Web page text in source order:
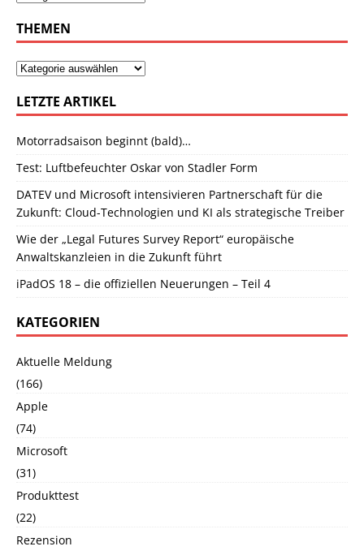
THEMEN
LETZTE ARTIKEL
Motorradsaison beginnt (bald)…
Test: Luftbefeuchter Oskar von Stadler Form
DATEV und Microsoft intensivieren Partnerschaft für die
Zukunft: Cloud-Technologien und KI als strategische Treiber
Wie der „Legal Futures Survey Report“ europäische
Anwaltskanzleien in die Zukunft führt
iPadOS 18 – die offiziellen Neuerungen – Teil 4
KATEGORIEN
Aktuelle Meldung
(166)
Apple
(74)
Microsoft
(31)
Produkttest
(22)
Rezension